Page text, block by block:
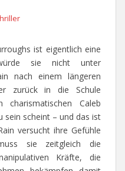
ist eigentlich eine
sie nicht unter
nach einem längeren
zurück in die Schule
Caleb
sein scheint – und das ist
versucht ihre Gefühle
sie zeitgleich die
Kräfte, die